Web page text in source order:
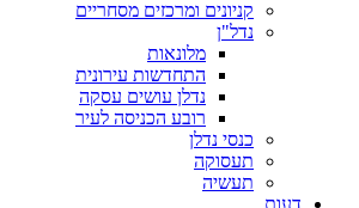
קניונים ומרכזים מסחריים
נדל"ן
מלונאות
התחדשות עירונית
נדלן עושים עסקה
רובע הכניסה לעיר
כנסי נדלן
תעסוקה
תעשיה
דעות